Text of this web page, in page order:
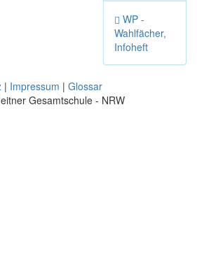
WP -
Wahlfächer,
Infoheft
| Impressum | Glossar
Gesamtschule - NRW